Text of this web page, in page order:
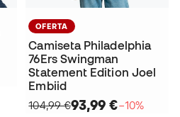
OFERTA
Camiseta Philadelphia
76Ers Swingman
Statement Edition Joel
Embiid
104,99 €93,99 €−10%